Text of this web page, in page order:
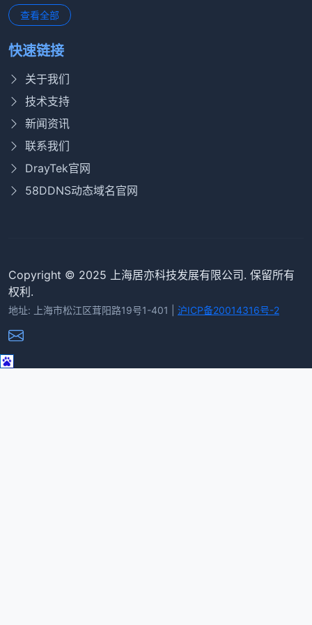
查看全部
快速链接
关于我们
技术支持
新闻资讯
联系我们
DrayTek官网
58DDNS动态域名官网
Copyright © 2025 上海居亦科技发展有限公司. 保留所有
权利.
地址: 上海市松江区茸阳路19号1-401 | 沪ICP备20014316号-2